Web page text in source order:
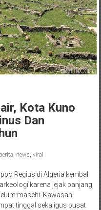
Kota Kuno
Dan
berita, news, viral
Regius di Algeria kembali
karena jejak panjang
masehi. Kawasan
tinggal sekaligus pusat